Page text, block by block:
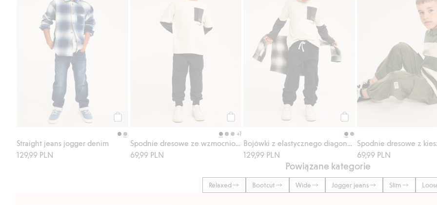
Straight jeans jogger denim
129,99 PLN
+1
Spodnie dresowe ze wzmocnionymi kolanami
69,99 PLN
Bojówki z elastycznego diagonalu
129,99 PLN
69,99 PLN
Powiązane kategorie
Relaxed Bootcut Wide Jogger jeans Slim